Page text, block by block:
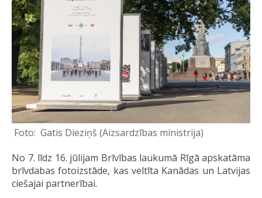
Gatis Dieziņš (Aizsardzības ministrija)
No 7. līdz 16. jūlijam Brīvības laukumā Rīgā apskatāma
brīvdabas fotoizstāde, kas veltīta Kanādas un Latvijas
ciešajai partnerībai.